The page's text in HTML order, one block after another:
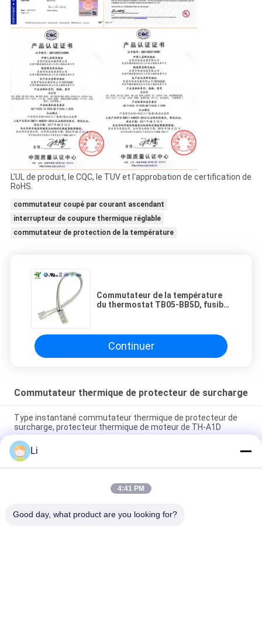
L'UL de produit, le CQC, le TUV et l'approbation de certification de
RoHS.
commutateur coupé par courant ascendant
interrupteur de coupure thermique réglable
commutateur de protection de la température
Commutateur de la température
du thermostat TB05-BB5D, fusible
Continuer
Commutateur thermique de protecteur de surcharge
Type instantané commutateur thermique de protecteur de
surcharge, protecteur thermique de moteur de TH-A1D
Type normalement ouvert de commutateur de protection
thermique de boîtier en plastique pour des dispositifs
d'éclairage
Protecteurs thermiques réglables de fusible de surcharge de
Li
4:41 PM
Good day, what product are you looking for?